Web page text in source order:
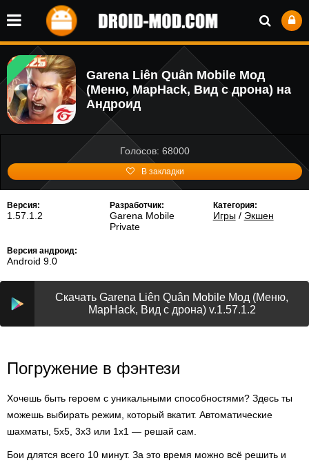
Garena Liên Quân Mobile Мод
(Меню, MapHack, Вид с дрона) на
Андроид
Голосов: 68000
В закладки
Версия:
1.57.1.2
Разработчик:
Garena Mobile
Private
Категория:
Игры/ Экшен
Версия андроид:
Android 9.0
Скачать Garena Liên Quân Mobile Мод (Меню,
MapHack, Вид с дрона) v.1.57.1.2
Погружение в фэнтези
Хочешь быть героем с уникальными способностями? Здесь ты
можешь выбирать режим, который вкатит. Автоматические
шахматы, 5х5, 3х3 или 1х1 — решай сам.
Бои длятся всего 10 минут. За это время можно всё решить и